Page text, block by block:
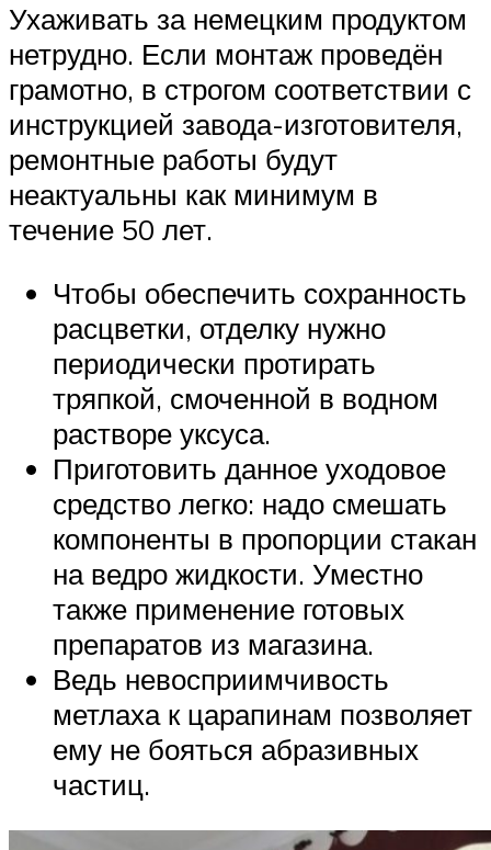
Ухаживать за немецким продуктом
нетрудно. Если монтаж проведён
грамотно, в строгом соответствии с
инструкцией завода-изготовителя,
ремонтные работы будут
неактуальны как минимум в
течение 50 лет.
Чтобы обеспечить сохранность
расцветки, отделку нужно
периодически протирать
тряпкой, смоченной в водном
растворе уксуса.
Приготовить данное уходовое
средство легко: надо смешать
компоненты в пропорции стакан
на ведро жидкости. Уместно
также применение готовых
препаратов из магазина.
Ведь невосприимчивость
метлаха к царапинам позволяет
ему не бояться абразивных
частиц.